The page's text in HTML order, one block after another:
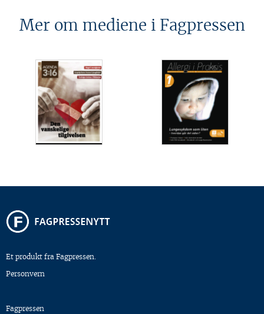
Mer om mediene i Fagpressen
Et produkt fra Fagpressen.
Personvern
Fagpressen